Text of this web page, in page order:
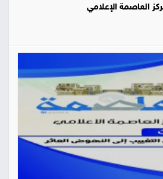
العاصمة الإعلامي